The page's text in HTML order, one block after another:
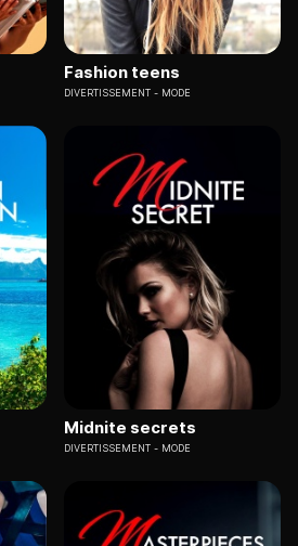
Fashion teens
DIVERTISSEMENT MODE
Midnite secrets
DIVERTISSEMENT MODE